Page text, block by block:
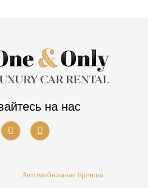
на нас
Автомобильные бренды